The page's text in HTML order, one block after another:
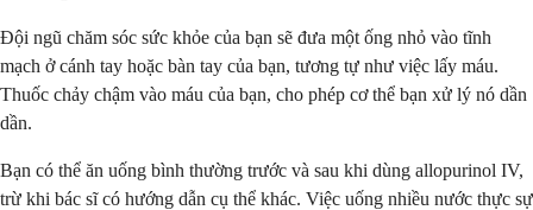
Đội ngũ chăm sóc sức khỏe của bạn sẽ đưa một ống nhỏ vào tĩnh
mạch ở cánh tay hoặc bàn tay của bạn, tương tự như việc lấy máu.
Thuốc chảy chậm vào máu của bạn, cho phép cơ thể bạn xử lý nó dần
dần.
Bạn có thể ăn uống bình thường trước và sau khi dùng allopurinol IV,
trừ khi bác sĩ có hướng dẫn cụ thể khác. Việc uống nhiều nước thực sự